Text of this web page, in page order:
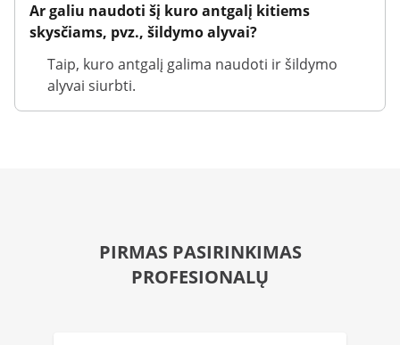
Ar galiu naudoti šį kuro antgalį kitiems
skysčiams, pvz., šildymo alyvai?
Taip, kuro antgalį galima naudoti ir šildymo
alyvai siurbti.
PIRMAS PASIRINKIMAS
PROFESIONALŲ